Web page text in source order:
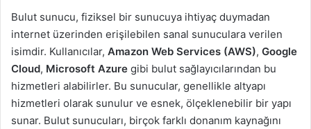
Bulut sunucu, fiziksel bir sunucuya ihtiyaç duymadan
internet üzerinden erişilebilen sanal sunuculara verilen
isimdir. Kullanıcılar, Amazon Web Services (AWS), Google
Cloud, Microsoft Azure gibi bulut sağlayıcılarından bu
hizmetleri alabilirler. Bu sunucular, genellikle altyapı
hizmetleri olarak sunulur ve esnek, ölçeklenebilir bir yapı
sunar. Bulut sunucuları, birçok farklı donanım kaynağını